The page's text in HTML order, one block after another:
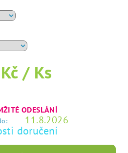
/ Ks
ODESLÁNÍ
11.8.2026
doručení